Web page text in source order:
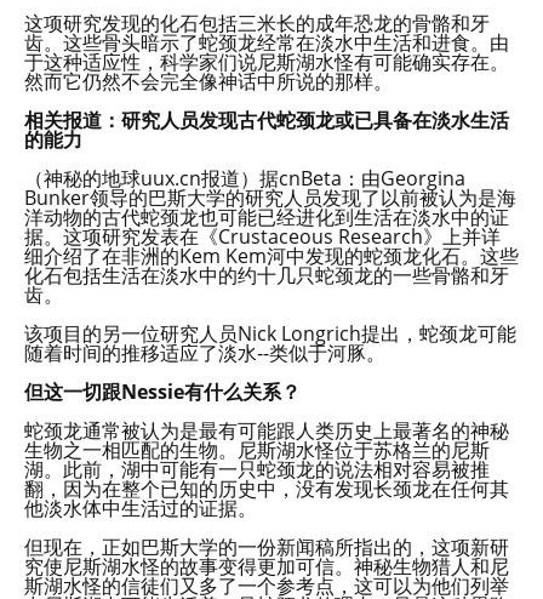
这项研究发现的化石包括三米长的成年恐龙的骨骼和牙
齿。这些骨头暗示了蛇颈龙经常在淡水中生活和进食。由
于这种适应性，科学家们说尼斯湖水怪有可能确实存在。
然而它仍然不会完全像神话中所说的那样。
相关报道：研究人员发现古代蛇颈龙或已具备在淡水生活
的能力
（神秘的地球uux.cn报道）据cnBeta：由Georgina
Bunker领导的巴斯大学的研究人员发现了以前被认为是海
洋动物的古代蛇颈龙也可能已经进化到生活在淡水中的证
据。这项研究发表在《Crustaceous Research》上并详
细介绍了在非洲的Kem Kem河中发现的蛇颈龙化石。这些
化石包括生活在淡水中的约十几只蛇颈龙的一些骨骼和牙
齿。
该项目的另一位研究人员Nick Longrich提出，蛇颈龙可能
随着时间的推移适应了淡水--类似于河豚。
但这一切跟Nessie有什么关系？
蛇颈龙通常被认为是最有可能跟人类历史上最著名的神秘
生物之一相匹配的生物。尼斯湖水怪位于苏格兰的尼斯
湖。此前，湖中可能有一只蛇颈龙的说法相对容易被推
翻，因为在整个已知的历史中，没有发现长颈龙在任何其
他淡水体中生活过的证据。
但现在，正如巴斯大学的一份新闻稿所指出的，这项新研
究使尼斯湖水怪的故事变得更加可信。神秘生物猎人和尼
斯湖水怪的信徒们又多了一个参考点，这可以为他们列举